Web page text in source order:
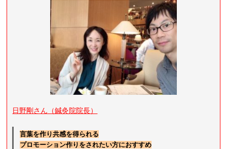
日野剛さん（鍼灸院院長）
言葉を作り共感を得られる
プロモーション作りをされたい方におすすめ